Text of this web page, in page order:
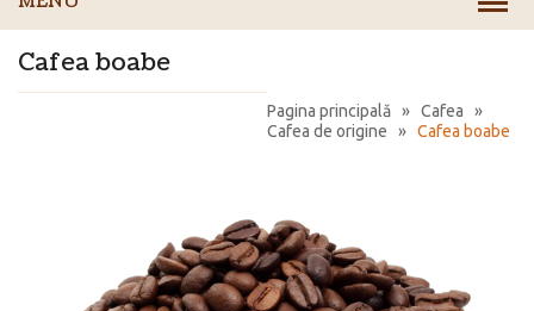
Pagina principală » Cafea
»
Cafea de origine
» Cafea boabe
Cafea boabe